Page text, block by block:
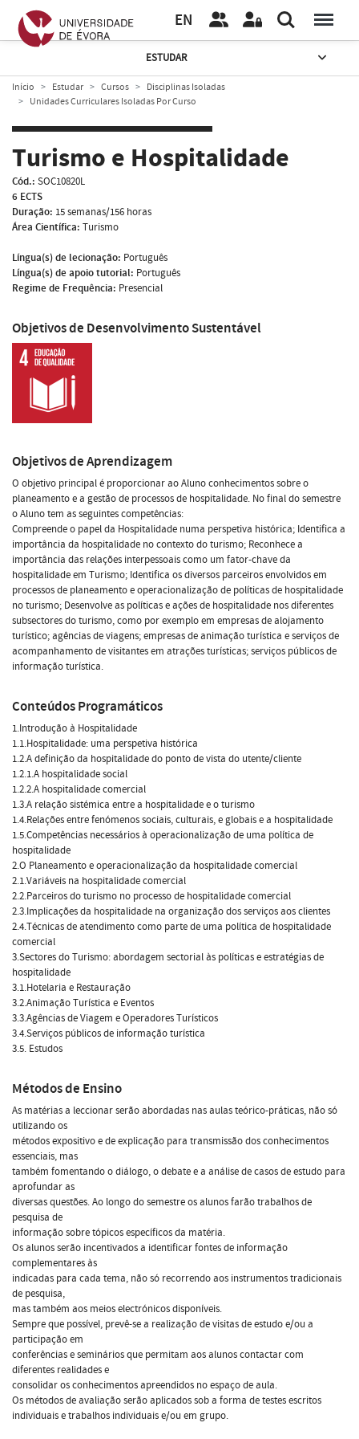
EN
ESTUDAR
Início Estudar Cursos
Disciplinas Isoladas
Unidades Curriculares Isoladas Por Curso
Turismo e Hospitalidade
Cód.: SOC10820L
6 ECTS
Duração: 15 semanas/156 horas
Área Científica: Turismo
Língua(s) de lecionação: Português
Língua(s) de apoio tutorial: Português
Regime de Frequência: Presencial
Objetivos de Desenvolvimento Sustentável
Objetivos de Aprendizagem
O objetivo principal é proporcionar ao Aluno conhecimentos sobre o
planeamento e a gestão de processos de hospitalidade. No final do semestre
o Aluno tem as seguintes competências:
Compreende o papel da Hospitalidade numa perspetiva histórica; Identifica a
importância da hospitalidade no contexto do turismo; Reconhece a
importância das relações interpessoais como um fator-chave da
hospitalidade em Turismo; Identifica os diversos parceiros envolvidos em
processos de planeamento e operacionalização de políticas de hospitalidade
no turismo; Desenvolve as políticas e ações de hospitalidade nos diferentes
subsectores do turismo, como por exemplo em empresas de alojamento
turístico; agências de viagens; empresas de animação turística e serviços de
acompanhamento de visitantes em atrações turísticas; serviços públicos de
informação turística.
Conteúdos Programáticos
1.Introdução à Hospitalidade
1.1.Hospitalidade: uma perspetiva histórica
1.2.A definição da hospitalidade do ponto de vista do utente/cliente
1.2.1.A hospitalidade social
1.2.2.A hospitalidade comercial
1.3.A relação sistémica entre a hospitalidade e o turismo
1.4.Relações entre fenómenos sociais, culturais, e globais e a hospitalidade
1.5.Competências necessários à operacionalização de uma política de
hospitalidade
2.O Planeamento e operacionalização da hospitalidade comercial
2.1.Variáveis na hospitalidade comercial
2.2.Parceiros do turismo no processo de hospitalidade comercial
2.3.Implicações da hospitalidade na organização dos serviços aos clientes
2.4.Técnicas de atendimento como parte de uma política de hospitalidade
comercial
3.Sectores do Turismo: abordagem sectorial às políticas e estratégias de
hospitalidade
3.1.Hotelaria e Restauração
3.2.Animação Turística e Eventos
3.3.Agências de Viagem e Operadores Turísticos
3.4.Serviços públicos de informação turística
3.5. Estudos
Métodos de Ensino
As matérias a leccionar serão abordadas nas aulas teórico-práticas, não só
utilizando os
métodos expositivo e de explicação para transmissão dos conhecimentos
essenciais, mas
também fomentando o diálogo, o debate e a análise de casos de estudo para
aprofundar as
diversas questões. Ao longo do semestre os alunos farão trabalhos de
pesquisa de
informação sobre tópicos específicos da matéria.
Os alunos serão incentivados a identificar fontes de informação
complementares às
indicadas para cada tema, não só recorrendo aos instrumentos tradicionais
de pesquisa,
mas também aos meios electrónicos disponíveis.
Sempre que possível, prevê-se a realização de visitas de estudo e/ou a
participação em
conferências e seminários que permitam aos alunos contactar com
diferentes realidades e
consolidar os conhecimentos apreendidos no espaço de aula.
Os métodos de avaliação serão aplicados sob a forma de testes escritos
individuais e trabalhos individuais e/ou em grupo.